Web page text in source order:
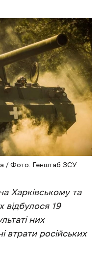
/ Фото: Генштаб ЗСУ
Харківському та
відбулося 19
них
втрати російських